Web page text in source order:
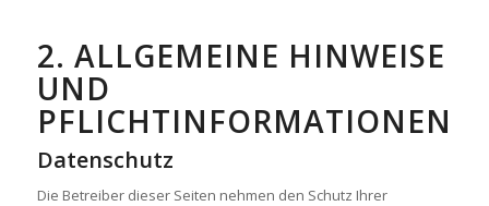
2. ALLGEMEINE HINWEISE
UND
PFLICHTINFORMATIONEN
Datenschutz
Die Betreiber dieser Seiten nehmen den Schutz Ihrer